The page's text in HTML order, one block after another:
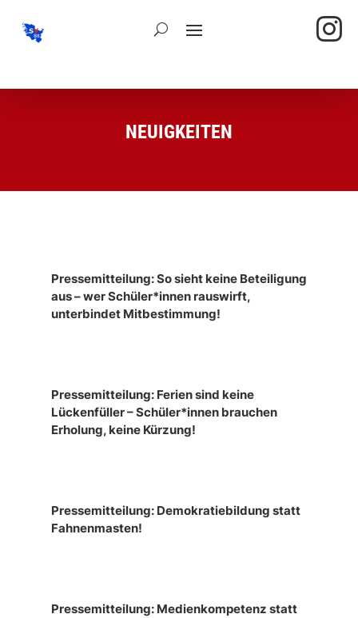

NEUIGKEITEN
Pressemitteilung: So sieht keine Beteiligung
aus – wer Schüler*innen rauswirft,
unterbindet Mitbestimmung!
Pressemitteilung: Ferien sind keine
Lückenfüller – Schüler*innen brauchen
Erholung, keine Kürzung!
Pressemitteilung: Demokratiebildung statt
Fahnenmasten!
Pressemitteilung: Medienkompetenz statt